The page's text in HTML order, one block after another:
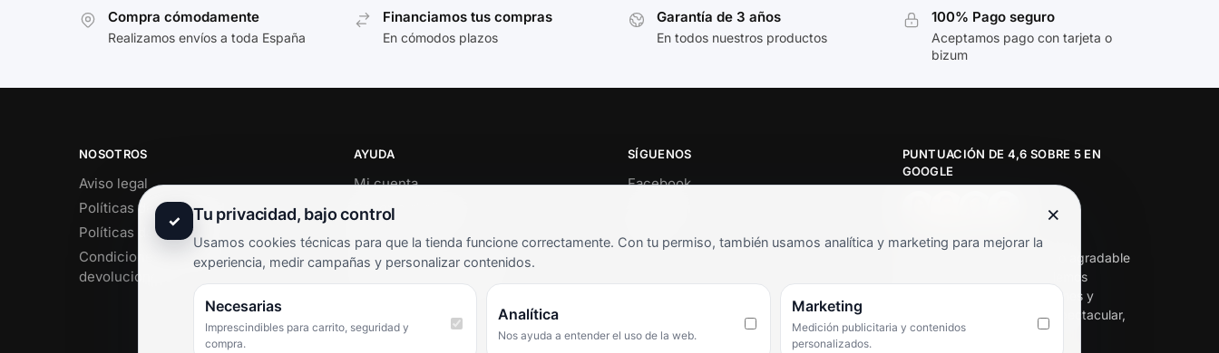
Compra cómodamente
Realizamos envíos a toda España
Financiamos tus compras
En cómodos plazos
Garantía de 3 años
En todos nuestros productos
100% Pago seguro
Aceptamos pago con tarjeta o
bizum
NOSOTROS
Aviso legal
Políticas de privacidad
Políticas de cookies
Condiciones de envío y
devoluciones
AYUDA
Mi cuenta
Soporte al cliente
Términos y condiciones
Preguntas frecuentes
SÍGUENOS
Facebook
PUNTUACIÓN DE 4,6 SOBRE 5 EN
GOOGLE
★★★★★
«Servicio de calidad y trato agradable
con precios excelentes. Hemos
comprado en varias ocasiones y
siempre dan respuesta. Espectacular,
servicio de 10.»
✓ Tu privacidad, bajo control ×
Usamos cookies técnicas para que la tienda funcione correctamente. Con tu permiso, también usamos analítica y marketing para mejorar la
experiencia, medir campañas y personalizar contenidos.
Necesarias
Imprescindibles para carrito, seguridad y
compra.
Analítica
Nos ayuda a entender el uso de la web.
Marketing
Medición publicitaria y contenidos
personalizados.